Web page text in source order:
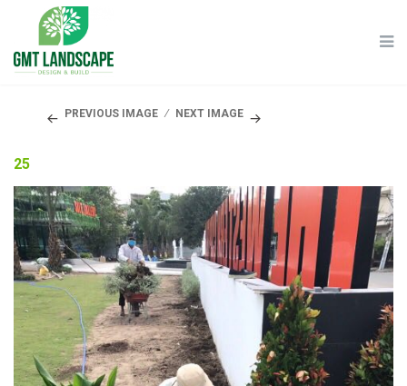
PREVIOUS IMAGE NEXT IMAGE
25